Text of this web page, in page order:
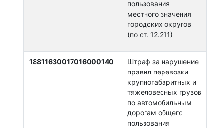
пользования
местного значения
городских округов
(по ст. 12.211)
18811630017016000140
Штраф за нарушение
правил перевозки
крупногабаритных и
тяжеловесных грузов
по автомобильным
дорогам общего
пользования